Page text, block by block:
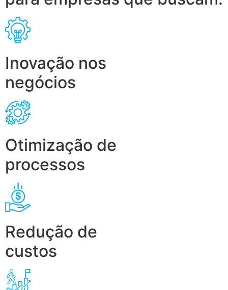
Inovação nos
negócios
Otimização de
processos
Redução de
custos